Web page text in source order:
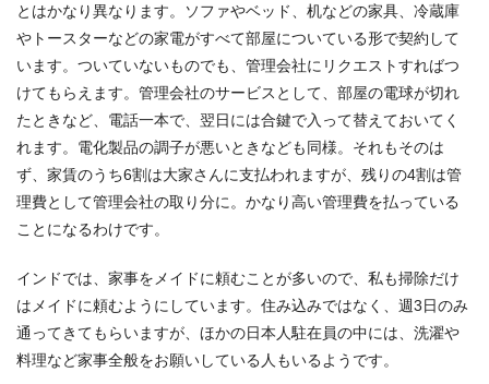
とはかなり異なります。ソファやベッド、机などの家具、冷蔵庫
やトースターなどの家電がすべて部屋についている形で契約して
います。ついていないものでも、管理会社にリクエストすればつ
けてもらえます。管理会社のサービスとして、部屋の電球が切れ
たときなど、電話一本で、翌日には合鍵で入って替えておいてく
れます。電化製品の調子が悪いときなども同様。それもそのは
ず、家賃のうち6割は大家さんに支払われますが、残りの4割は管
理費として管理会社の取り分に。かなり高い管理費を払っている
ことになるわけです。
インドでは、家事をメイドに頼むことが多いので、私も掃除だけ
はメイドに頼むようにしています。住み込みではなく、週3日のみ
通ってきてもらいますが、ほかの日本人駐在員の中には、洗濯や
料理など家事全般をお願いしている人もいるようです。